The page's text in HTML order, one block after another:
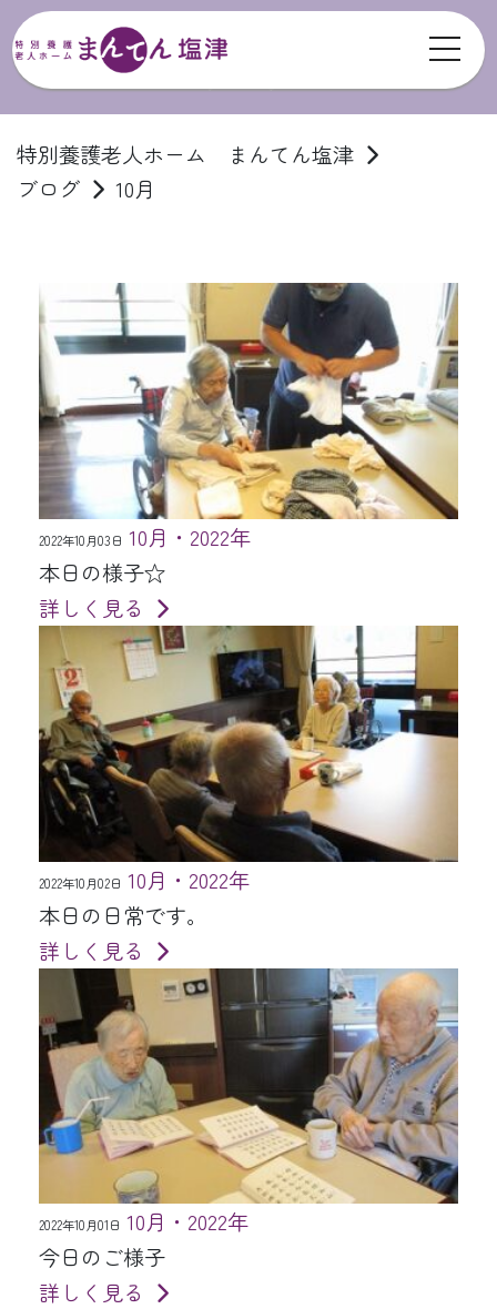
特別養護老人ホーム まんてん塩津
ブログ
10月
2022年10月03日 10月・2022年
本日の様子☆
詳しく見る
2022年10月02日 10月・2022年
本日の日常です。
詳しく見る
2022年10月01日 10月・2022年
今日のご様子
詳しく見る